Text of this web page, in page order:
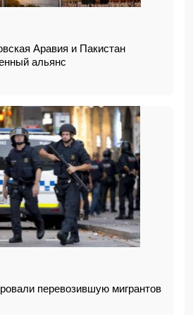
Аравия и Пакистан
альянс
перевозившую мигрантов